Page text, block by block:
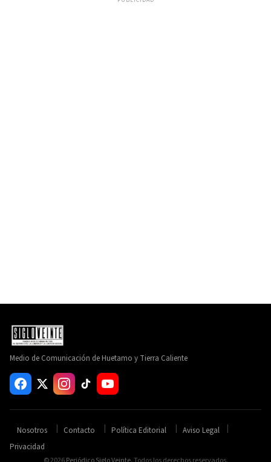
Medio de Comunicación de Huetamo y Tierra Caliente
Nosotros Contacto Política Editorial
Aviso Legal
Privacidad